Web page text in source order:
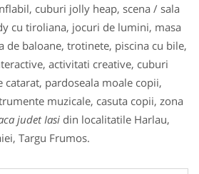
cuburi jolly heap, scena / sala
cu tiroliana, jocuri de lumini, masa
de baloane, trotinete, piscina cu bile,
activitati creative, cuburi
catarat, pardoseala moale copii,
muzicale, casuta copii, zona
judet Iasi din localitatile Harlau,
Targu Frumos.